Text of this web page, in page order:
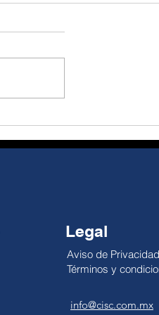
Legal
Aviso de Privacidad
Términos y
info@cisc.com.mx